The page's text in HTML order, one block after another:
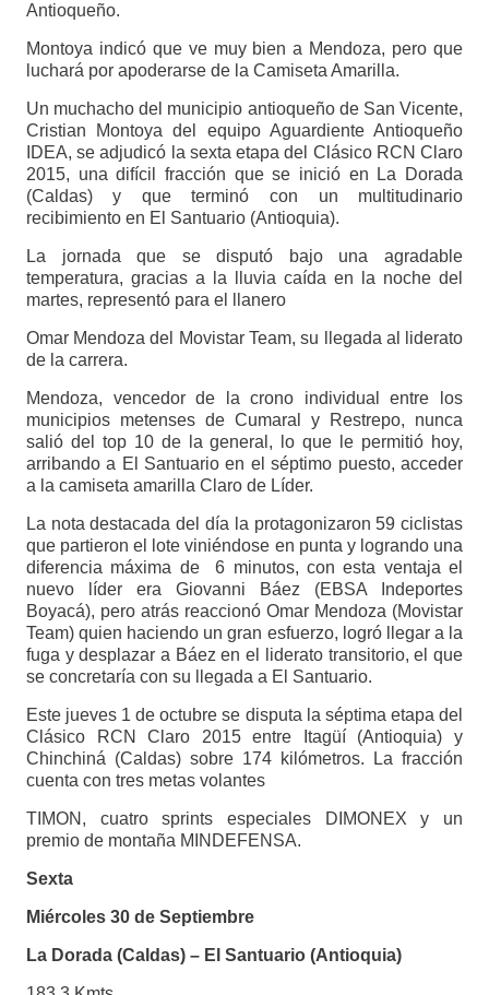
Antioqueño.
Montoya indicó que ve muy bien a Mendoza, pero que
luchará por apoderarse de la Camiseta Amarilla.
Un muchacho del municipio antioqueño de San Vicente,
Cristian Montoya del equipo Aguardiente Antioqueño
IDEA, se adjudicó la sexta etapa del Clásico RCN Claro
2015, una difícil fracción que se inició en La Dorada
(Caldas) y que terminó con un multitudinario
recibimiento en El Santuario (Antioquia).
La jornada que se disputó bajo una agradable
temperatura, gracias a la lluvia caída en la noche del
martes, representó para el llanero
Omar Mendoza del Movistar Team, su llegada al liderato
de la carrera.
Mendoza, vencedor de la crono individual entre los
municipios metenses de Cumaral y Restrepo, nunca
salió del top 10 de la general, lo que le permitió hoy,
arribando a El Santuario en el séptimo puesto, acceder
a la camiseta amarilla Claro de Líder.
La nota destacada del día la protagonizaron 59 ciclistas
que partieron el lote viniéndose en punta y logrando una
diferencia máxima de 6 minutos, con esta ventaja el
nuevo líder era Giovanni Báez (EBSA Indeportes
Boyacá), pero atrás reaccionó Omar Mendoza (Movistar
Team) quien haciendo un gran esfuerzo, logró llegar a la
fuga y desplazar a Báez en el liderato transitorio, el que
se concretaría con su llegada a El Santuario.
Este jueves 1 de octubre se disputa la séptima etapa del
Clásico RCN Claro 2015 entre Itagüí (Antioquia) y
Chinchiná (Caldas) sobre 174 kilómetros. La fracción
cuenta con tres metas volantes
TIMON, cuatro sprints especiales DIMONEX y un
premio de montaña MINDEFENSA.
Sexta
Miércoles 30 de Septiembre
La Dorada (Caldas) – El Santuario (Antioquia)